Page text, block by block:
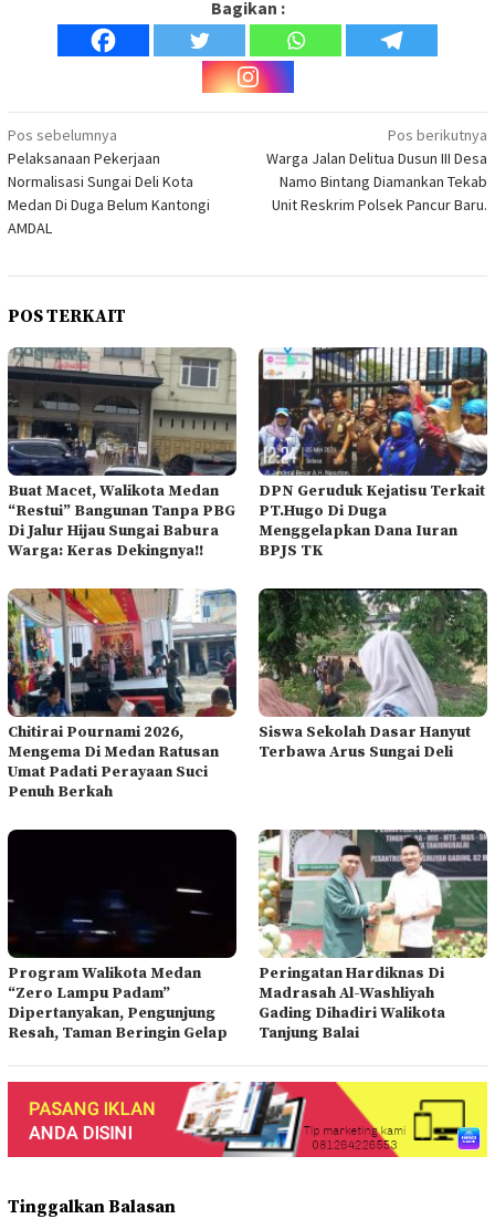
Bagikan :
Navigasi
pos
Pos sebelumnya
Pelaksanaan Pekerjaan
Normalisasi Sungai Deli Kota
Medan Di Duga Belum Kantongi
AMDAL
Pos berikutnya
Warga Jalan Delitua Dusun III Desa
Namo Bintang Diamankan Tekab
Unit Reskrim Polsek Pancur Baru.
POS TERKAIT
Buat Macet, Walikota Medan
“Restui” Bangunan Tanpa PBG
Di Jalur Hijau Sungai Babura
Warga: Keras Dekingnya!!
DPN Geruduk Kejatisu Terkait
PT.Hugo Di Duga
Menggelapkan Dana Iuran
BPJS TK
Chitirai Pournami 2026,
Mengema Di Medan Ratusan
Umat Padati Perayaan Suci
Penuh Berkah
Siswa Sekolah Dasar Hanyut
Terbawa Arus Sungai Deli
Program Walikota Medan
“Zero Lampu Padam”
Dipertanyakan, Pengunjung
Resah, Taman Beringin Gelap
Peringatan Hardiknas Di
Madrasah Al-Washliyah
Gading Dihadiri Walikota
Tanjung Balai
Tinggalkan Balasan